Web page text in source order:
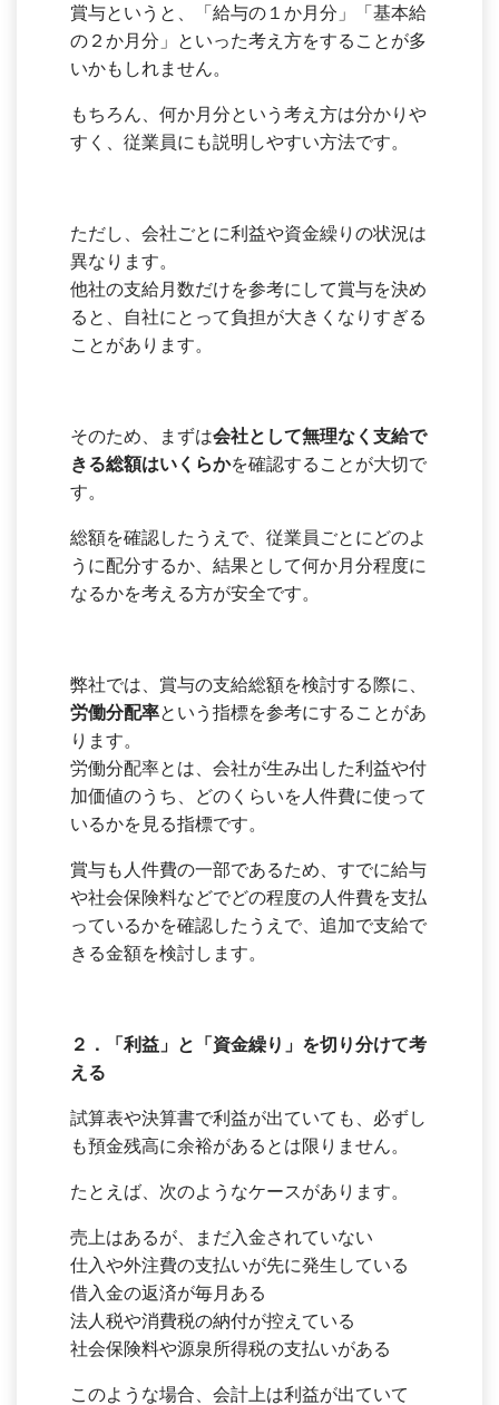
賞与というと、「給与の１か月分」「基本給
の２か月分」といった考え方をすることが多
いかもしれません。
もちろん、何か月分という考え方は分かりや
すく、従業員にも説明しやすい方法です。
ただし、会社ごとに利益や資金繰りの状況は
異なります。
他社の支給月数だけを参考にして賞与を決め
ると、自社にとって負担が大きくなりすぎる
ことがあります。
そのため、まずは会社として無理なく支給で
きる総額はいくらかを確認することが大切で
す。
総額を確認したうえで、従業員ごとにどのよ
うに配分するか、結果として何か月分程度に
なるかを考える方が安全です。
弊社では、賞与の支給総額を検討する際に、
労働分配率という指標を参考にすることがあ
ります。
労働分配率とは、会社が生み出した利益や付
加価値のうち、どのくらいを人件費に使って
いるかを見る指標です。
賞与も人件費の一部であるため、すでに給与
や社会保険料などでどの程度の人件費を支払
っているかを確認したうえで、追加で支給で
きる金額を検討します。
２．「利益」と「資金繰り」を切り分けて考
える
試算表や決算書で利益が出ていても、必ずし
も預金残高に余裕があるとは限りません。
たとえば、次のようなケースがあります。
売上はあるが、まだ入金されていない
仕入や外注費の支払いが先に発生している
借入金の返済が毎月ある
法人税や消費税の納付が控えている
社会保険料や源泉所得税の支払いがある
このような場合、会計上は利益が出ていて